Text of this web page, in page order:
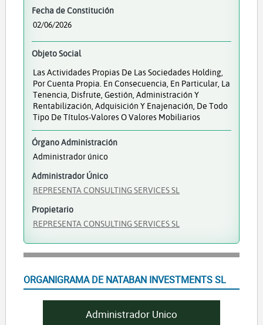
Fecha de Constitución
02/06/2026
Objeto Social
Las Actividades Propias De Las Sociedades Holding,
Por Cuenta Propia. En Consecuencia, En Particular, La
Tenencia, Disfrute, Gestión, Administración Y
Rentabilización, Adquisición Y Enajenación, De Todo
Tipo De Títulos-Valores O Valores Mobiliarios
Órgano Administración
Administrador único
Administrador Único
REPRESENTA CONSULTING SERVICES SL
Propietario
REPRESENTA CONSULTING SERVICES SL
ORGANIGRAMA DE NATABAN INVESTMENTS SL
Administrador Unico